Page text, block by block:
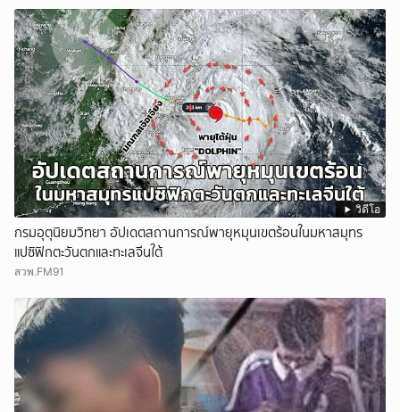
วิดีโอ
กรมอุตุนิยมวิทยา อัปเดตสถานการณ์พายุหมุนเขตร้อนในมหาสมุทร
แปซิฟิกตะวันตกและทะเลจีนใต้
สวพ.FM91